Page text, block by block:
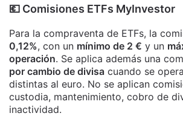
​💶​ Comisiones ETFs MyInvestor
Para la compraventa de ETFs, la
0,12%, con un mínimo de 2 € y un
operación. Se aplica además una
por cambio de divisa cuando se
distintas al euro. No se aplican
custodia, mantenimiento, cobro de
inactividad.